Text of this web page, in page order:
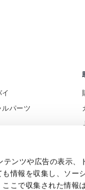
ンツや広告の表示、
情報を収集し、ソー
こで収集された情報
ルパーツ